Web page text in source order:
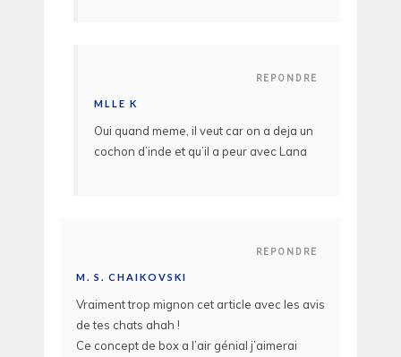
REPONDRE
MLLE K
Oui quand meme, il veut car on a deja un
cochon d’inde et qu’il a peur avec Lana
REPONDRE
M. S. CHAIKOVSKI
Vraiment trop mignon cet article avec les avis
de tes chats ahah !
Ce concept de box a l’air génial j’aimerai